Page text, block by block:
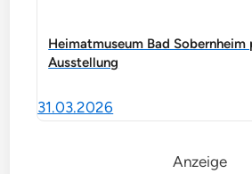
Heimatmuseum Bad Sobernheim
Ausstellung
31.03.2026
Anzeige